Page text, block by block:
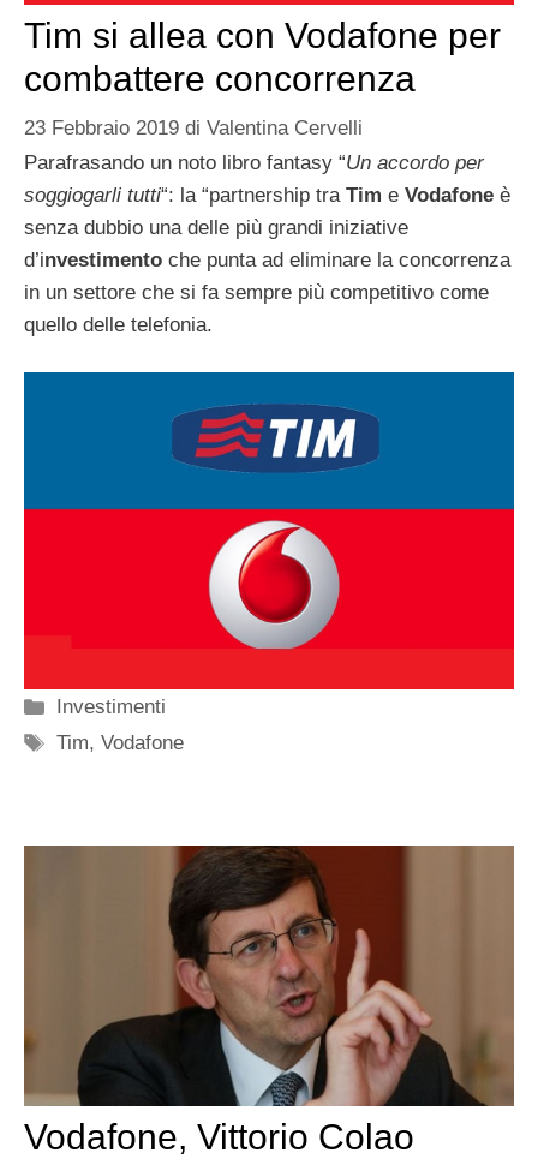
Tim si allea con Vodafone per
combattere concorrenza
23 Febbraio 2019 di Valentina Cervelli
Parafrasando un noto libro fantasy “Un accordo per
soggiogarli tutti“: la “partnership tra Tim e Vodafone è
senza dubbio una delle più grandi iniziative
d’investimento che punta ad eliminare la concorrenza
in un settore che si fa sempre più competitivo come
quello delle telefonia.
Categorie
Investimenti
Tag
Tim,Vodafone
Vodafone, Vittorio Colao